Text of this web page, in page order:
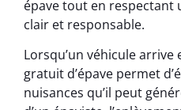
épave tout en respectant
clair et responsable.
Lorsqu’un véhicule arrive
gratuit d’épave permet
nuisances qu’il peut